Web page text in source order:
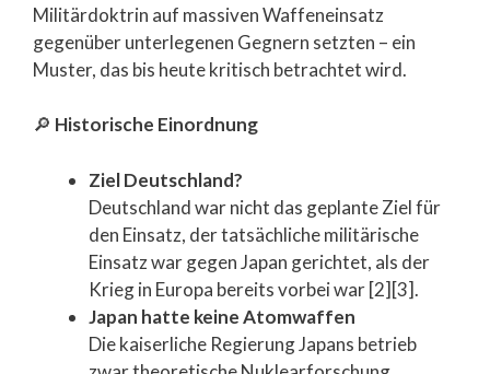
Militärdoktrin auf massiven Waffeneinsatz
gegenüber unterlegenen Gegnern setzten – ein
Muster, das bis heute kritisch betrachtet wird.
🔎 Historische Einordnung
Ziel Deutschland?
Deutschland war nicht das geplante Ziel für
den Einsatz, der tatsächliche militärische
Einsatz war gegen Japan gerichtet, als der
Krieg in Europa bereits vorbei war [2][3].
Japan hatte keine Atomwaffen
Die kaiserliche Regierung Japans betrieb